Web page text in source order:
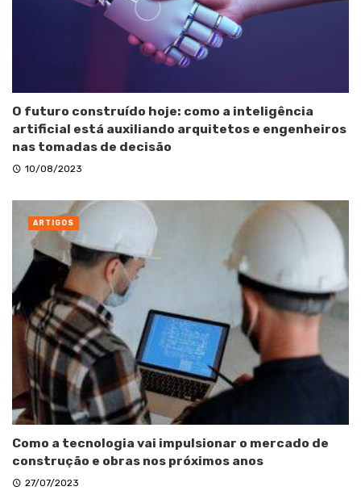
O futuro construído hoje: como a inteligência
artificial está auxiliando arquitetos e engenheiros
nas tomadas de decisão
10/08/2023
Como a tecnologia vai impulsionar o mercado de
construção e obras nos próximos anos
27/07/2023
ARTIGOS